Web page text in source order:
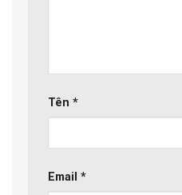
Tên *
Email *